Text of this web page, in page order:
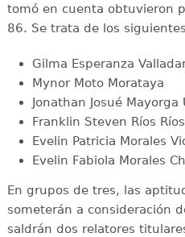
tomó en cuenta obtuvieron
86. Se trata de los
Gilma Esperanza
Mynor Moto Morataya
Jonathan Josué Mayorga
Franklin Steven Ríos Ríos
Evelin Patricia Morales
Evelin Fabiola Morales
En grupos de tres, las
someterán a consideración
saldrán dos relatores